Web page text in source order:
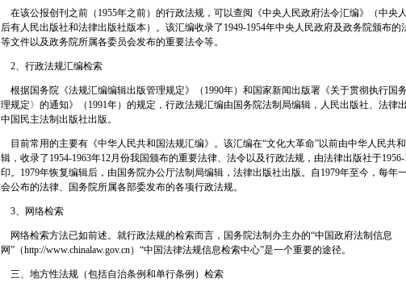
在该公报创刊之前（1955年之前）的行政法规，可以查阅《中央人民政府法令汇编》（中央
后有人民出版社和法律出版社版本）。该汇编收录了1949-1954年中央人民政府及政务院颁布的
等文件以及政务院所属各委员会发布的重要法令等。
2、行政法规汇编检索
根据国务院《法规汇编编辑出版管理规定》（1990年）和国家新闻出版署《关于贯彻执行国
理规定〉的通知》（1991年）的规定，行政法规汇编由国务院法制局编辑，人民出版社、法律
中国民主法制出版社出版。
目前常用的主要有《中华人民共和国法规汇编》。该汇编在“文化大革命”以前由中华人民共
辑，收录了1954-1963年12月份我国颁布的重要法律、法令以及行政法规，由法律出版社于
印。1979年恢复编辑后，由国务院办公厅法制局编辑，法律出版社出版。自1979年至今，每年
会公布的法律、国务院所属各部委发布的各项行政法规。
3、网络检索
网络检索方法已如前述。就行政法规的检索而言，国务院法制办主办的“中国政府法制信息
网”（http://www.chinalaw.gov.cn）“中国法律法规信息检索中心”是一个重要的途径。
三、地方性法规（包括自治条例和单行条例）检索